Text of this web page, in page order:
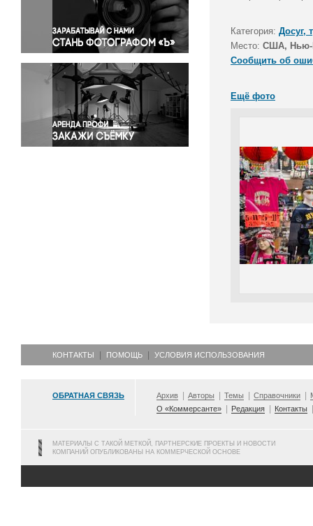
Правосудие
Происшествия и конфликты
Религия
Светская жизнь
Спорт
Экология
Экономика и бизнес
Категория: Досуг,
Место: США, Нью-
Сообщить об
Ещё фото
КОНТАКТЫ ПОМОЩЬ УСЛОВИЯ ИСПОЛЬЗОВАНИЯ
ОБРАТНАЯ СВЯЗЬ Архив Авторы Темы Справочники
О «Коммерсанте»
Редакция Контакты
МАТЕРИАЛЫ С ТАКОЙ МЕТКОЙ, ПАРТНЕРСКИЕ ПРОЕКТЫ И НОВОСТИ
КОМПАНИЙ ОПУБЛИКОВАНЫ НА КОММЕРЧЕСКОЙ ОСНОВЕ